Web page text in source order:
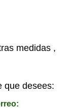
medidas ,
que desees: